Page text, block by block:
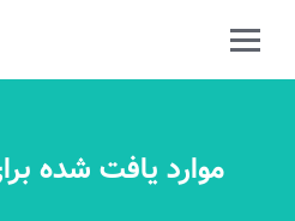
موارد یافت شده